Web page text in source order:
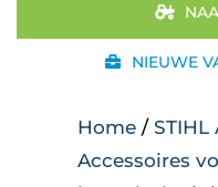
NIEUWE
Home / STIHL
Accessoires